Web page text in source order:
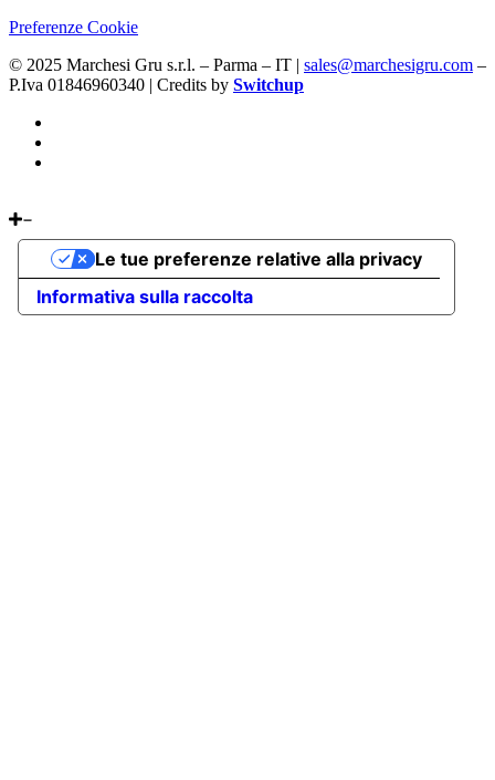
Preferenze Cookie
© 2025 Marchesi Gru s.r.l. – Parma – IT | sales@marchesigru.com –
P.Iva 01846960340 | Credits by Switchup
Informativa sulla raccolta
Le tue preferenze relative alla privacy